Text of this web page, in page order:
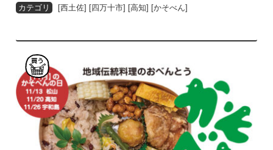
[西土佐] [四万十市] [高知] [かそべん]
う